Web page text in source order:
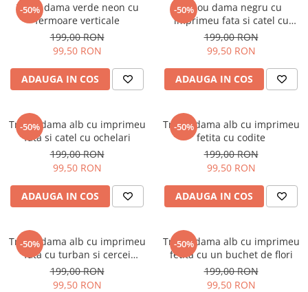
-50%
Bluza dama verde neon cu
fermoare verticale
199,00 RON
99,50 RON
ADAUGA IN COS
-50%
Tricou dama negru cu
imprimeu fata si catel cu
ochelari
199,00 RON
99,50 RON
ADAUGA IN COS
-50%
Tricou dama alb cu imprimeu
fata si catel cu ochelari
199,00 RON
99,50 RON
ADAUGA IN COS
-50%
Tricou dama alb cu imprimeu
fetita cu codite
199,00 RON
99,50 RON
ADAUGA IN COS
-50%
Tricou dama alb cu imprimeu
fata cu turban si cercei
statement
199,00 RON
99,50 RON
-50%
Tricou dama alb cu imprimeu
fetita cu un buchet de flori
199,00 RON
99,50 RON